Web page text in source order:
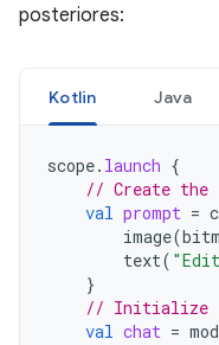
posteriores:
Kotlin Java
scope. launch {
// Create the
val prompt =
image(
text(
}
// Initialize
val chat =